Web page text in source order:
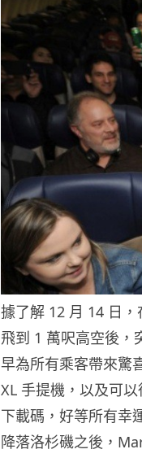
據了解 12 月 14 日
飛到 1 萬呎高空後，
早為所有乘客帶來驚
XL 手提機，以及可
下載碼，好等所有幸
降落洛杉磯之後，